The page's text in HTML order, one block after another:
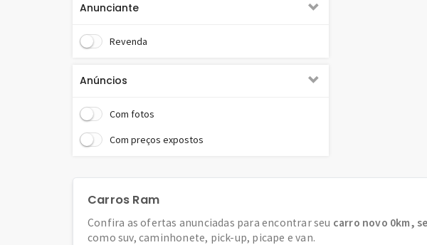
Anunciante
Revenda
Anúncios
Com fotos
Com preços expostos
Carros Ram
Confira as ofertas anunciadas para encontrar seu carro novo 0km,
como suv, caminhonete, pick-up, picape e van.